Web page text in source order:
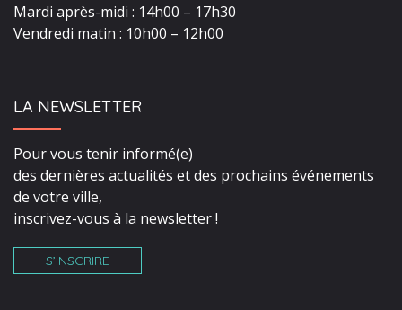
Mardi après-midi : 14h00 – 17h30
Vendredi matin : 10h00 – 12h00
LA NEWSLETTER
Pour vous tenir informé(e)
des dernières actualités et des prochains événements
de votre ville,
inscrivez-vous à la newsletter !
S’INSCRIRE